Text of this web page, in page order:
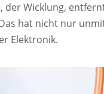
der Wicklung,
hat nicht nur
Elektronik.